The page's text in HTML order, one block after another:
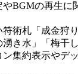
BGMの再生に
符術札「成金狩
湧き水」「梅干
集約表示やデ